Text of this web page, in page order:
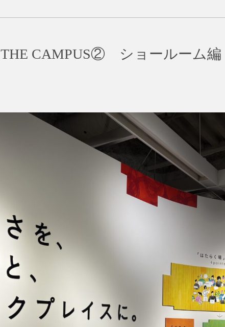
THE CAMPUS② ショールーム編